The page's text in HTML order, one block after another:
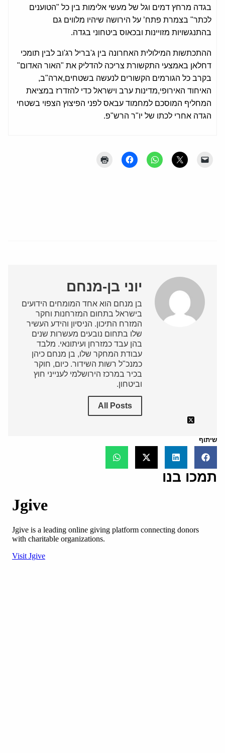
בגדה מרחץ דמים וגל של מעשי אלימות בין כל "הטוענים
לכתר" בצמרת פתח’ על הירושה שיהיו מלווים גם
בהתנגשויות מזויינות ובכאוס ביטחוני בגדה.
ההתכתשות המילולית האחרונה בין ג'בריל רג'וב לבין תומכי
דחלאן באמצעי התקשורת צריכה להדליק את "האור האדום"
בקרב כל הגורמים הקשורים לנעשה בשטחים,ארה"ב,
האיחוד האירופי,מדינות ערב וישראל כדי להזדרז במציאת
המחליף המוסכם למחמוד עבאס לפני הפיצוץ הצפוי בשטחי
הגדה אחרי לכתו של יו"ר הרש"פ.
יוני בן-מנחם
בן מנחם הוא אחד המומחים הידועים
בישראל בתחום המזרחנות וחקר
המזרח התיכון. הניסיון והידע העשיר
שלו בתחום נובעים מעשרות שנים
בהן עבד כמזרחן ועיתונאי. מלבד
עבודת המחקר שלו, בן מנחם כיהן
כמנכ"ל רשות השידור. כיום, חוקר
בכיר במרכז הירושלמי לענייני חוץ
וביטחון.
All Posts
שיתוף
תמכו בנו